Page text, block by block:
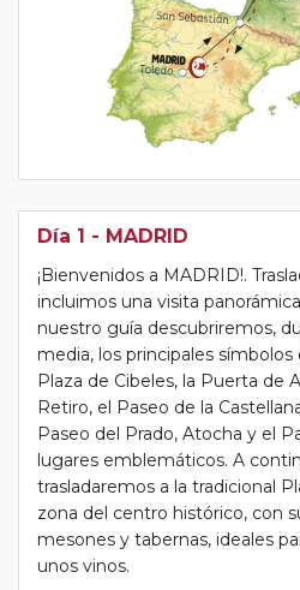
Día 1 - MADRID
¡Bienvenidos a MADRID!.
incluimos una visita
nuestro guía descubriremos,
media, los principales símbolos
Plaza de Cibeles, la Puerta de
Retiro, el Paseo de la
Paseo del Prado, Atocha y el
lugares emblemáticos. A
trasladaremos a la tradicional
zona del centro histórico, con
mesones y tabernas, ideales
unos vinos.